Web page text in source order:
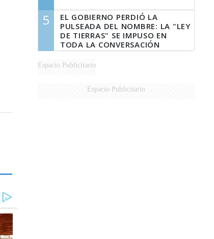
5
EL GOBIERNO PERDIÓ LA
PULSEADA DEL NOMBRE: LA "LEY
DE TIERRAS" SE IMPUSO EN
TODA LA CONVERSACIÓN
DIGITAL
Espacio Publicitario
Espacio Publicitario